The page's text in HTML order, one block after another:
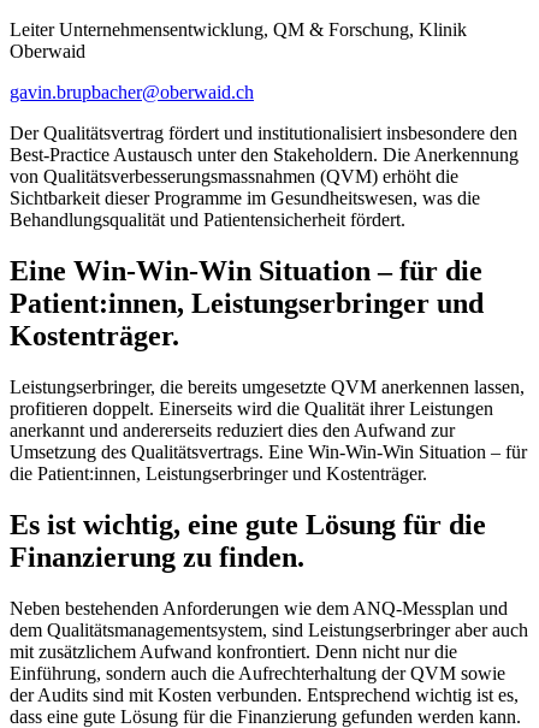
Leiter Unternehmensentwicklung, QM & Forschung, Klinik
Oberwaid
gavin.brupbacher@oberwaid.ch
Der Qualitätsvertrag fördert und institutionalisiert insbesondere den
Best-Practice Austausch unter den Stakeholdern. Die Anerkennung
von Qualitätsverbesserungsmassnahmen (QVM) erhöht die
Sichtbarkeit dieser Programme im Gesundheitswesen, was die
Behandlungsqualität und Patientensicherheit fördert.
Eine Win-Win-Win Situation – für die
Patient:innen, Leistungserbringer und
Kostenträger.
Leistungserbringer, die bereits umgesetzte QVM anerkennen lassen,
profitieren doppelt. Einerseits wird die Qualität ihrer Leistungen
anerkannt und andererseits reduziert dies den Aufwand zur
Umsetzung des Qualitätsvertrags. Eine Win-Win-Win Situation – für
die Patient:innen, Leistungserbringer und Kostenträger.
Es ist wichtig, eine gute Lösung für die
Finanzierung zu finden.
Neben bestehenden Anforderungen wie dem ANQ-Messplan und
dem Qualitätsmanagementsystem, sind Leistungserbringer aber auch
mit zusätzlichem Aufwand konfrontiert. Denn nicht nur die
Einführung, sondern auch die Aufrechterhaltung der QVM sowie
der Audits sind mit Kosten verbunden. Entsprechend wichtig ist es,
dass eine gute Lösung für die Finanzierung gefunden werden kann.